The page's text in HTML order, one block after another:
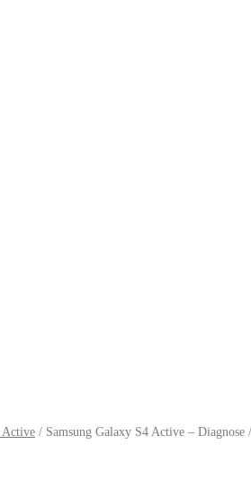
Active / Samsung Galaxy S4 Active – Diagnose